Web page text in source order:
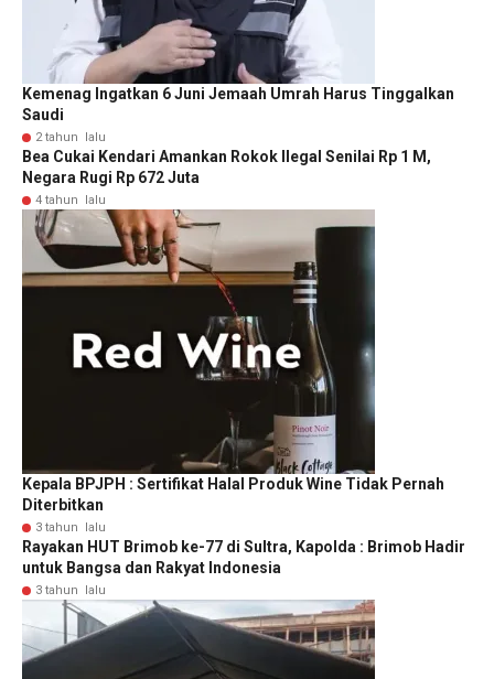
Kemenag Ingatkan 6 Juni Jemaah Umrah Harus Tinggalkan
Saudi
2 tahun lalu
Bea Cukai Kendari Amankan Rokok Ilegal Senilai Rp 1 M,
Negara Rugi Rp 672 Juta
4 tahun lalu
Kepala BPJPH : Sertifikat Halal Produk Wine Tidak Pernah
Diterbitkan
3 tahun lalu
Rayakan HUT Brimob ke-77 di Sultra, Kapolda : Brimob Hadir
untuk Bangsa dan Rakyat Indonesia
3 tahun lalu